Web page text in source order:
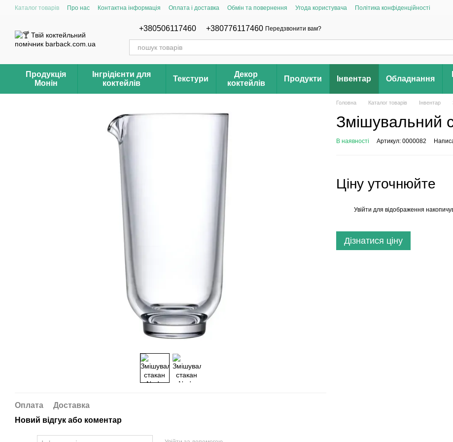
Перейти до основного контенту
Каталог товарів Про нас Контактна інформація Оплата і доставка Обмін та повернення Угода користувача
Політика конфіденційності
+380506117460 +380776117460 Передзвонити вам?
Продукція
Монін
Інгрідієнти для
коктейлів
Текстури
Декор
коктейлів
Продукти Інвентар Обладнання
Оплата
Доставка
Новий відгук або коментар
Головна Каталог товарів Інвентар
Змішувальний
В наявності Артикул: 0000082
Ціну уточнюйте
Увійти для відображення
Дізнатися ціну